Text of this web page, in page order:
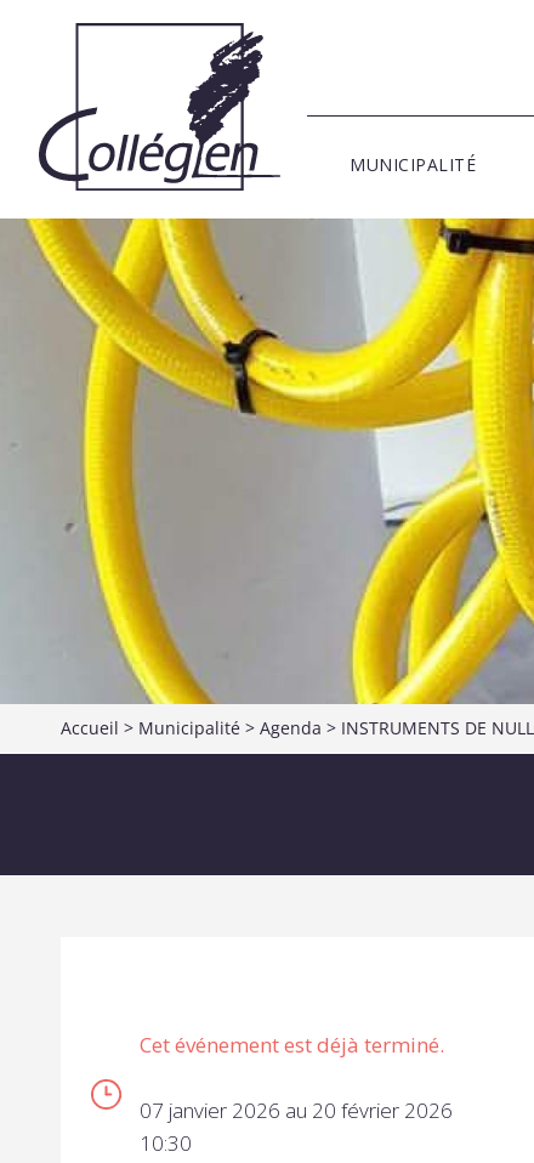
MUNICIPALITÉ
Accueil > Municipalité > Agenda > INSTRUMENTS DE
Cet événement est déjà terminé.
07 janvier 2026 au 20 février 2026
10:30